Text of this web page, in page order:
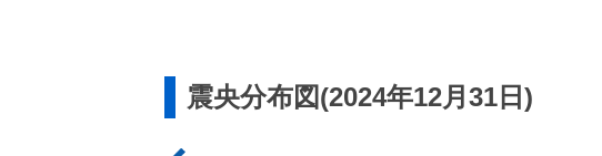
震央分布図(2024年12月31日)